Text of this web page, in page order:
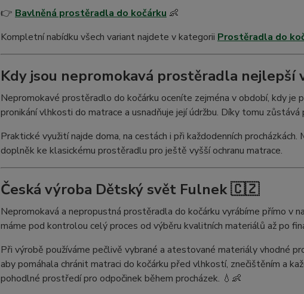
👉 Bavlněná prostěradla do kočárku 👶
Kompletní nabídku všech variant najdete v kategorii Prostěradla do
Kdy jsou nepromokavá prostěradla nejlepší
Nepromokavé prostěradlo do kočárku oceníte zejména v období, kdy je
pronikání vlhkosti do matrace a usnadňuje její údržbu. Díky tomu
Praktické využití najde doma, na cestách i při každodenních
doplněk ke klasickému prostěradlu pro ještě vyšší ochranu matrace.
Česká výroba Dětský svět Fulnek 🇨🇿
Nepromokavá a nepropustná prostěradla do kočárku vyrábíme přímo v
máme pod kontrolou celý proces od výběru kvalitních materiálů až po
Při výrobě používáme pečlivě vybrané a atestované materiály vhodné
aby pomáhala chránit matraci do kočárku před vlhkostí, znečištěním a
pohodlné prostředí pro odpočinek během procházek. 💧👶